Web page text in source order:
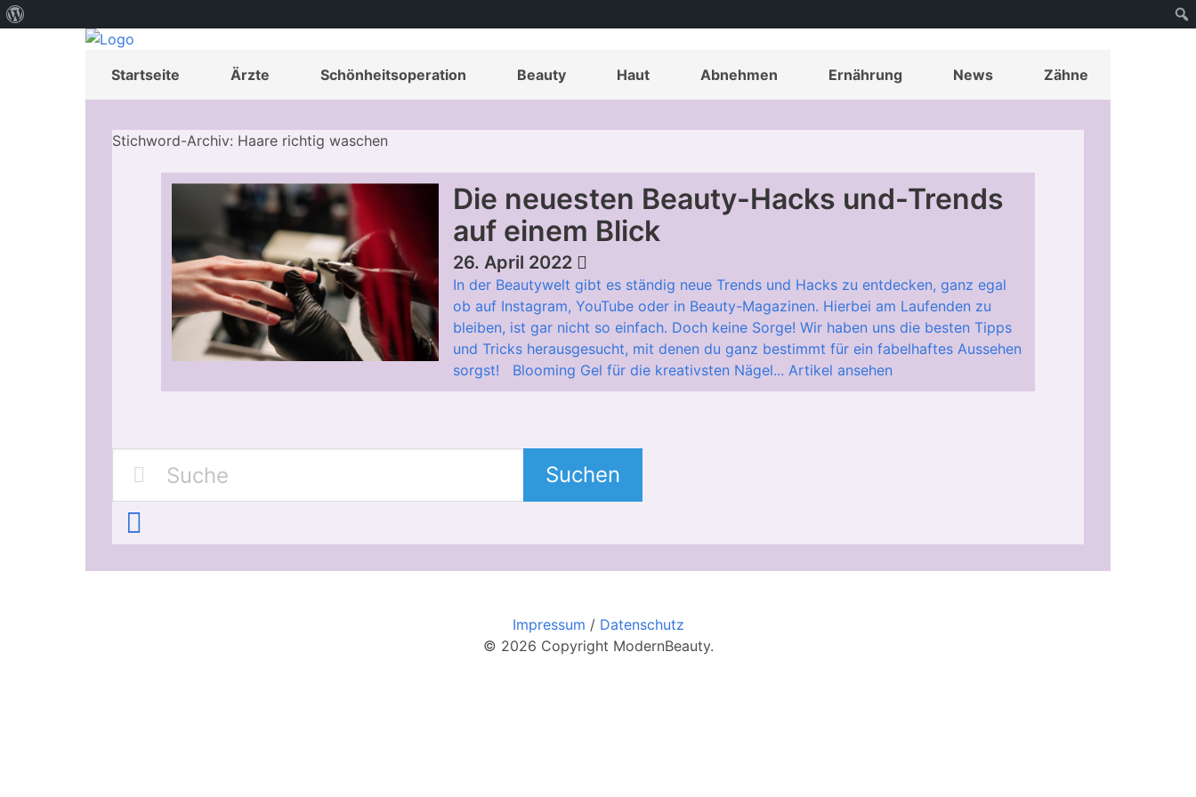
Startseite Ärzte Schönheitsoperation Beauty Haut Abnehmen Ernährung News Zähne
Stichword-Archiv: Haare richtig waschen
Die neuesten Beauty-Hacks und-Trends
auf einem Blick
26. April 2022
In der Beautywelt gibt es ständig neue Trends und Hacks zu entdecken, ganz egal
ob auf Instagram, YouTube oder in Beauty-Magazinen. Hierbei am Laufenden zu
bleiben, ist gar nicht so einfach. Doch keine Sorge! Wir haben uns die besten Tipps
und Tricks herausgesucht, mit denen du ganz bestimmt für ein fabelhaftes Aussehen
sorgst! Blooming Gel für die kreativsten Nägel... Artikel ansehen
Suchen
Impressum / Datenschutz
© 2026 Copyright ModernBeauty.